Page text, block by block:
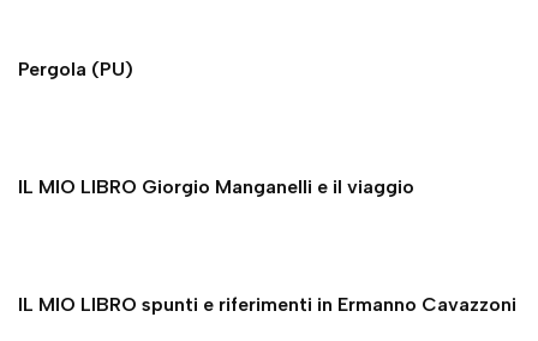
Pergola (PU)
IL MIO LIBRO Giorgio Manganelli e il viaggio
IL MIO LIBRO spunti e riferimenti in Ermanno Cavazzoni